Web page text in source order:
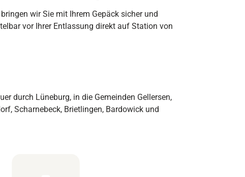
wir Sie mit Ihrem Gepäck sicher und
vor Ihrer Entlassung direkt auf Station von
durch Lüneburg, in die Gemeinden Gellersen,
Scharnebeck, Brietlingen, Bardowick und